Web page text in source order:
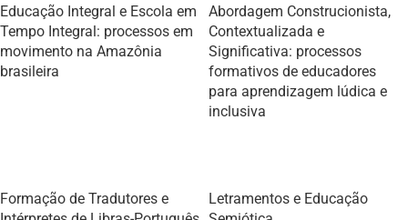
Educação Integral e Escola em
Tempo Integral: processos em
movimento na Amazônia
brasileira
Abordagem Construcionista,
Contextualizada e
Significativa: processos
formativos de educadores
para aprendizagem lúdica e
inclusiva
Formação de Tradutores e
Letramentos e Educação